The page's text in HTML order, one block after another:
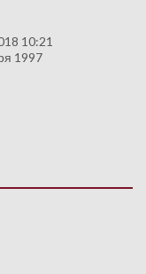
10:21
1997